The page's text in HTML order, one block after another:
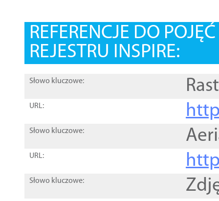
REFERENCJE DO
REJESTRU INSPIRE:
Słowo kluczowe:
URL:
Słowo kluczowe:
URL:
Słowo kluczowe: